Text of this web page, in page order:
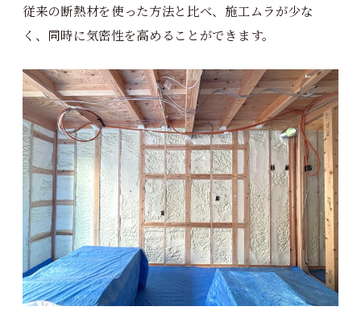
従来の断熱材を使った方法と比べ、施工ムラが少な
く、同時に気密性を高めることができます。